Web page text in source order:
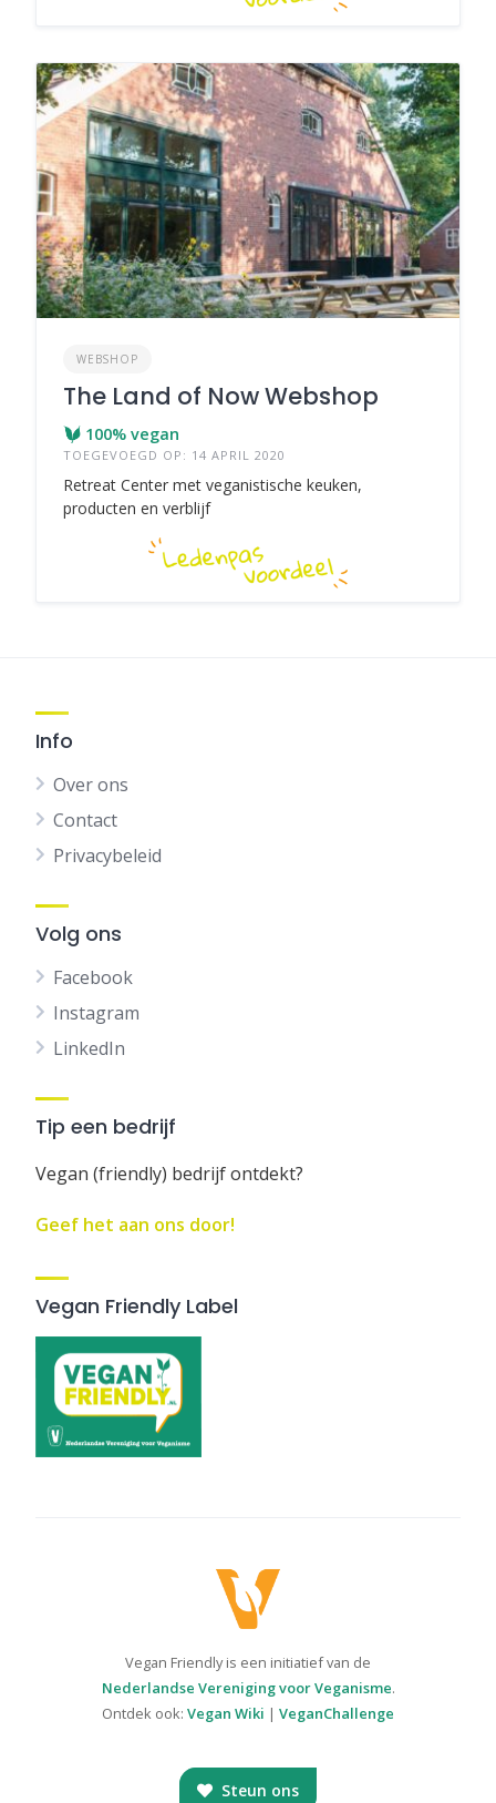
WEBSHOP
The Land of Now Webshop
100% vegan
TOEGEVOEGD OP: 14 APRIL 2020
Retreat Center met veganistische keuken,
producten en verblijf
Info
Over ons
Contact
Privacybeleid
Volg ons
Facebook
Instagram
LinkedIn
Tip een bedrijf
Vegan (friendly) bedrijf ontdekt?
Geef het aan ons door!
Vegan Friendly Label
Vegan Friendly is een initiatief van de
Nederlandse Vereniging voor Veganisme.
Ontdek ook: Vegan Wiki | VeganChallenge
Steun ons